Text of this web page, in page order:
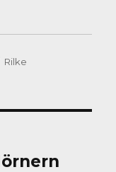
Schlagwörter
Rilke